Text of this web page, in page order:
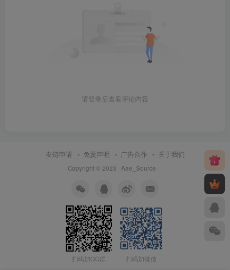
请登录后查看评论内容
友链申请 免责声明 广告合作 关于我们
Copyright © 2023 · Aae_Source ·
扫码加QQ群 扫码加微信